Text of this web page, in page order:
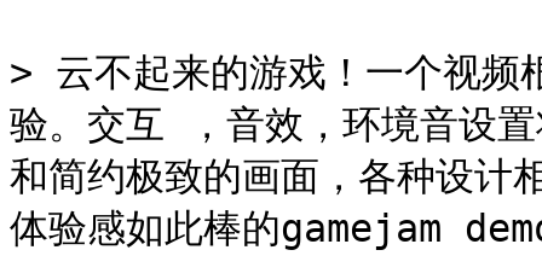
> 云不起来的游戏！一个视频
验。交互 ，音效，环境音设
和简约极致的画面，各种设计
体验感如此棒的gamejam